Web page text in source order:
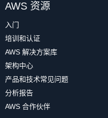
AWS 资源
入门
培训和认证
AWS 解决方案库
架构中心
产品和技术常见问题
分析报告
AWS 合作伙伴